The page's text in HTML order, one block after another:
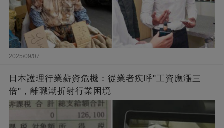
2025/09/07
日本護理行業薪資危機：從業者疾呼"工資應漲三
倍"，離職潮折射行業困境